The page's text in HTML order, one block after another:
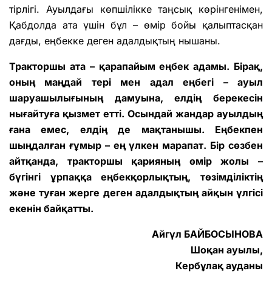
тірлігі. Ауылдағы көпшілікке таңсық көрінгенімен,
Қабдолда ата үшін бұл – өмір бойы қалыптасқан
дағды, еңбекке деген адалдықтың нышаны.
Тракторшы ата – қарапайым еңбек адамы. Бірақ,
оның маңдай тері мен адал еңбегі – ауыл
шаруашылығының дамуына, елдің берекесін
нығайтуға қызмет етті. Осындай жандар ауылдың
ғана емес, елдің де мақтанышы. Еңбекпен
шыңдалған ғұмыр – ең үлкен марапат. Бір сөзбен
айтқанда, тракторшы қарияның өмір жолы –
бүгінгі ұрпаққа еңбекқорлықтың, төзімділіктің
және туған жерге деген адалдықтың айқын үлгісі
екенін байқатты.
Айгүл БАЙБОСЫНОВА
Шоқан ауылы,
Кербұлақ ауданы